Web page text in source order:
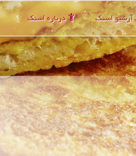
آرشیو اسنك درباره اسنك